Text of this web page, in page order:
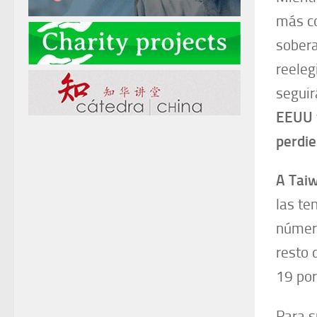
más
A
las
resto
19